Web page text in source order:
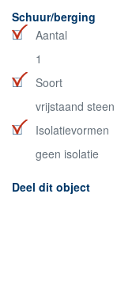
Schuur/berging
Aantal
1
Soort
vrijstaand steen
Isolatievormen
geen isolatie
Deel dit object